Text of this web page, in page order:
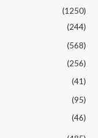
(1250)
(244)
(568)
(256)
(41)
(95)
(46)